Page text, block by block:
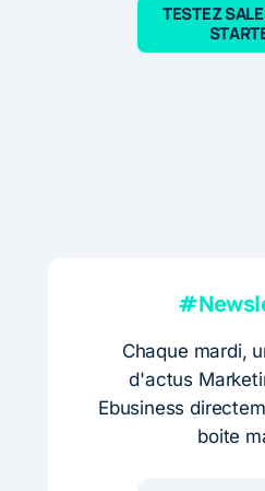
TESTEZ
Chaque mardi,
d'actus
Ebusiness
boite